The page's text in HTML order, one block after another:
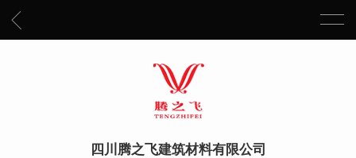
四川腾之飞建筑材料有限公司